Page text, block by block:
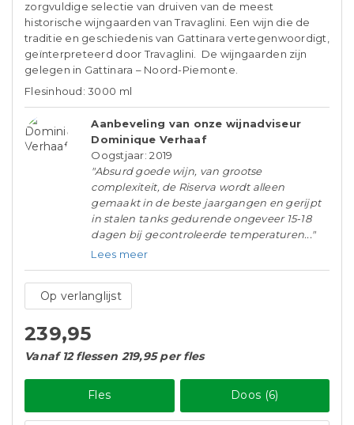
zorgvuldige selectie van druiven van de meest
historische wijngaarden van Travaglini. Een wijn die de
traditie en geschiedenis van Gattinara vertegenwoordigt,
geïnterpreteerd door Travaglini. De wijngaarden zijn
gelegen in Gattinara – Noord-Piemonte.
Flesinhoud: 3000 ml
Aanbeveling van onze wijnadviseur
Dominique Verhaaf
Oogstjaar: 2019
"Absurd goede wijn, van grootse
complexiteit, de Riserva wordt alleen
gemaakt in de beste jaargangen en gerijpt
in stalen tanks gedurende ongeveer 15-18
dagen bij gecontroleerde temperaturen..."
Lees meer
Op verlanglijst
239,95
Vanaf 12 flessen 219,95 per fles
Fles Doos (6)